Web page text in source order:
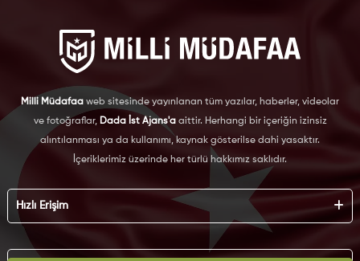
Milli Müdafaa web sitesinde yayınlanan tüm yazılar, haberler, videolar
ve fotoğraflar, Dada İst Ajans'aaittir. Herhangi bir içeriğin izinsiz
alıntılanması ya da kullanımı, kaynak gösterilse dahi yasaktır.
İçeriklerimiz üzerinde her türlü hakkımız saklıdır.
Hızlı Erişim